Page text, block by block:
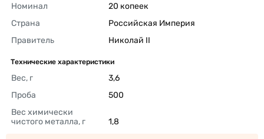
Номинал
20 копеек
Страна
Российская Империя
Правитель
Николай II
Технические характеристики
Вес, г
3,6
Проба
500
Вес химически
чистого металла, г
1,8